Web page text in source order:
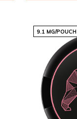
9.1 MG/POUCH